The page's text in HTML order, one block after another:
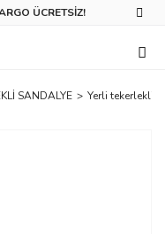
ÜCRETSİZ!
SANDALYE Yerli tekerlekli